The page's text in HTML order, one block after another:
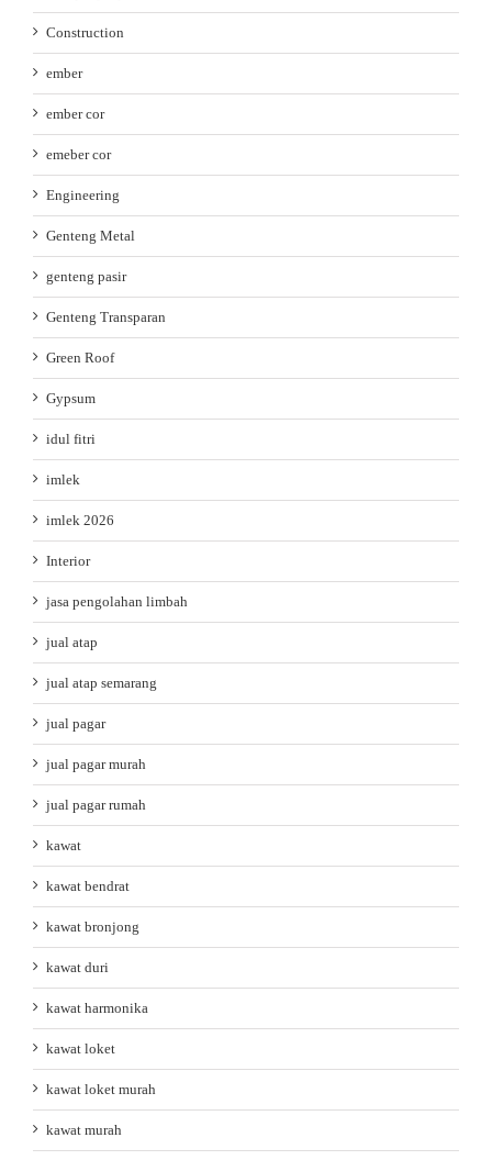
Construction
ember
ember cor
emeber cor
Engineering
Genteng Metal
genteng pasir
Genteng Transparan
Green Roof
Gypsum
idul fitri
imlek
imlek 2026
Interior
jasa pengolahan limbah
jual atap
jual atap semarang
jual pagar
jual pagar murah
jual pagar rumah
kawat
kawat bendrat
kawat bronjong
kawat duri
kawat harmonika
kawat loket
kawat loket murah
kawat murah